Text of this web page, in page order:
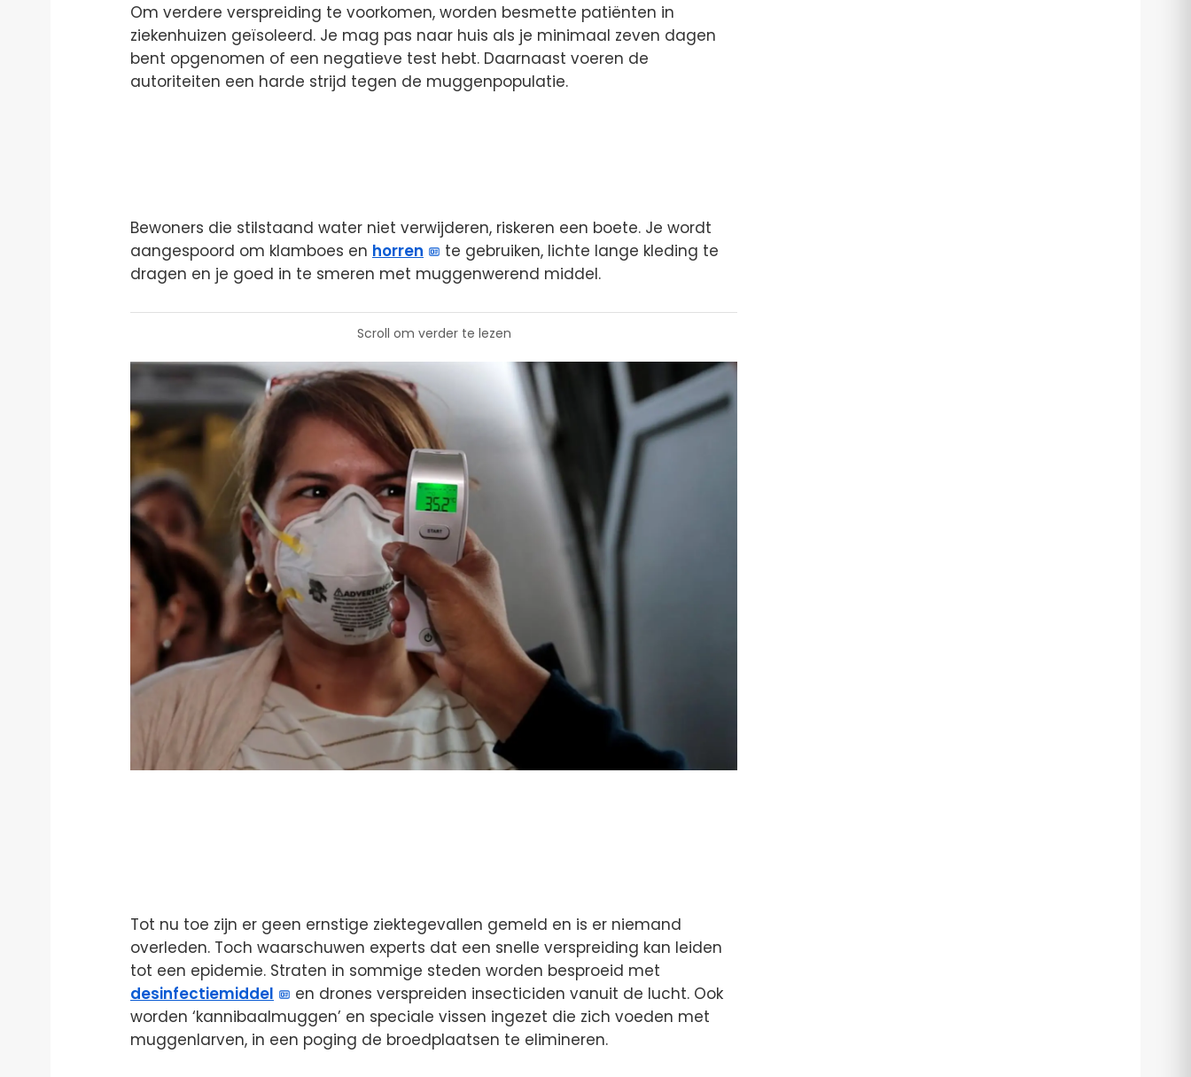
Om verdere verspreiding te voorkomen, worden besmette patiënten in
ziekenhuizen geïsoleerd. Je mag pas naar huis als je minimaal zeven dagen
bent opgenomen of een negatieve test hebt. Daarnaast voeren de
autoriteiten een harde strijd tegen de muggenpopulatie.
Bewoners die stilstaand water niet verwijderen, riskeren een boete. Je wordt
aangespoord om klamboes en horren
te gebruiken, lichte lange kleding te
dragen en je goed in te smeren met muggenwerend middel.
Scroll om verder te lezen
Tot nu toe zijn er geen ernstige ziektegevallen gemeld en is er niemand
overleden. Toch waarschuwen experts dat een snelle verspreiding kan leiden
tot een epidemie. Straten in sommige steden worden besproeid met
desinfectiemiddel
en drones verspreiden insecticiden vanuit de lucht. Ook
worden ‘kannibaalmuggen’ en speciale vissen ingezet die zich voeden met
muggenlarven, in een poging de broedplaatsen te elimineren.